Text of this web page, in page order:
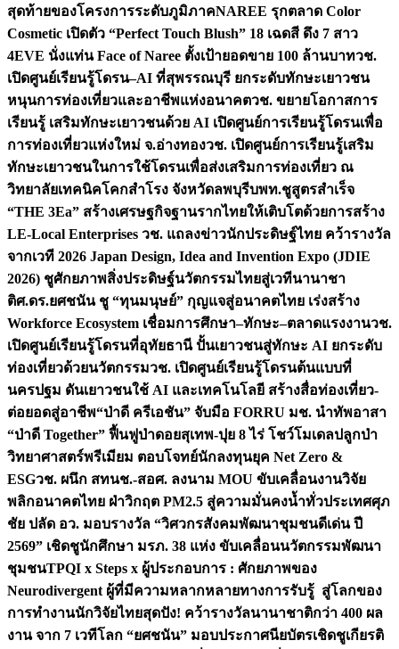
สุดท้ายของโครงการระดับภูมิภาคNAREE รุกตลาด Color
Cosmetic เปิดตัว “Perfect Touch Blush” 18 เฉดสี ดึง 7 สาว
4EVE นั่งแท่น Face of Naree ตั้งเป้ายอดขาย 100 ล้านบาทวช.
เปิดศูนย์เรียนรู้โดรน–AI ที่สุพรรณบุรี ยกระดับทักษะเยาวชน
หนุนการท่องเที่ยวและอาชีพแห่งอนาคตวช. ขยายโอกาสการ
เรียนรู้ เสริมทักษะเยาวชนด้วย AI เปิดศูนย์การเรียนรู้โดรนเพื่อ
การท่องเที่ยวแห่งใหม่ จ.อ่างทองวช. เปิดศูนย์การเรียนรู้เสริม
ทักษะเยาวชนในการใช้โดรนเพื่อส่งเสริมการท่องเที่ยว ณ
วิทยาลัยเทคนิคโคกสำโรง จังหวัดลพบุรีบพท.ชูสูตรสำเร็จ
“THE 3Ea” สร้างเศรษฐกิจฐานรากไทยให้เติบโตด้วยการสร้าง
LE-Local Enterprises วช. แถลงข่าวนักประดิษฐ์ไทย คว้ารางวัล
จากเวที 2026 Japan Design, Idea and Invention Expo (JDIE
2026) ชูศักยภาพสิ่งประดิษฐ์นวัตกรรมไทยสู่เวทีนานาชา
ติศ.ดร.ยศชนัน ชู “ทุนมนุษย์” กุญแจสู่อนาคตไทย เร่งสร้าง
Workforce Ecosystem เชื่อมการศึกษา–ทักษะ–ตลาดแรงงานวช.
เปิดศูนย์เรียนรู้โดรนที่อุทัยธานี ปั้นเยาวชนสู่ทักษะ AI ยกระดับ
ท่องเที่ยวด้วยนวัตกรรมวช. เปิดศูนย์เรียนรู้โดรนต้นแบบที่
นครปฐม ดันเยาวชนใช้ AI และเทคโนโลยี สร้างสื่อท่องเที่ยว-
ต่อยอดสู่อาชีพ“ป่าดี ครีเอชัน” จับมือ FORRU มช. นำทัพอาสา
“ป่าดี Together” ฟื้นฟูป่าดอยสุเทพ-ปุย 8 ไร่ โชว์โมเดลปลูกป่า
วิทยาศาสตร์พรีเมียม ตอบโจทย์นักลงทุนยุค Net Zero &
ESGวช. ผนึก สทนช.-สอศ. ลงนาม MOU ขับเคลื่อนงานวิจัย
พลิกอนาคตไทย ฝ่าวิกฤต PM2.5 สู่ความมั่นคงน้ำทั่วประเทศศุภ
ชัย ปลัด อว. มอบรางวัล “วิศวกรสังคมพัฒนาชุมชนดีเด่น ปี
2569” เชิดชูนักศึกษา มรภ. 38 แห่ง ขับเคลื่อนนวัตกรรมพัฒนา
ชุมชนTPQI x Steps x ผู้ประกอบการ : ศักยภาพของ
Neurodivergent ผู้ที่มีความหลากหลายทางการรับรู้ สู่โลกของ
การทำงานนักวิจัยไทยสุดปัง! คว้ารางวัลนานาชาติกว่า 400 ผล
งาน จาก 7 เวทีโลก “ยศชนัน” มอบประกาศนียบัตรเชิดชูเกียรติ